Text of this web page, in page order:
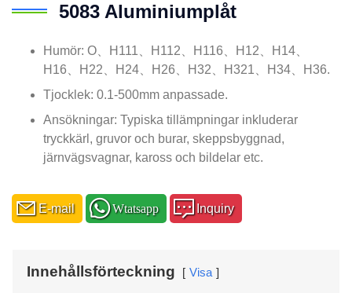
5083 Aluminiumplåt
Humör: O、H111、H112、H116、H12、H14、
H16、H22、H24、H26、H32、H321、H34、H36.
Tjocklek: 0.1-500mm anpassade.
Ansökningar: Typiska tillämpningar inkluderar
tryckkärl, gruvor och burar, skeppsbyggnad,
järnvägsvagnar, kaross och bildelar etc.
E-mail Wtatsapp Inquiry
Innehållsförteckning Visa